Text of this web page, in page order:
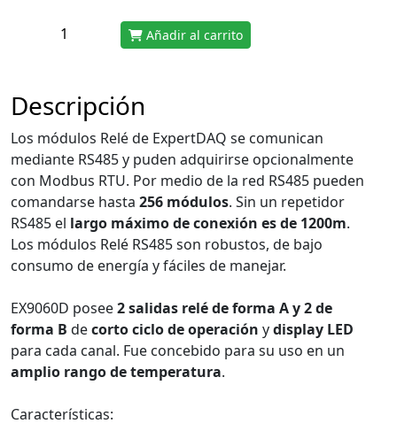
Añadir al carrito
Descripción
Los módulos Relé de ExpertDAQ se comunican
mediante RS485 y puden adquirirse opcionalmente
con Modbus RTU. Por medio de la red RS485 pueden
comandarse hasta 256 módulos. Sin un repetidor
RS485 el largo máximo de conexión es de 1200m.
Los módulos Relé RS485 son robustos, de bajo
consumo de energía y fáciles de manejar.
EX9060D posee2 salidas relé de forma A y 2 de
forma B decorto ciclo de operación ydisplay LED
para cada canal. Fue concebido para su uso en un
amplio rango de temperatura.
Características: